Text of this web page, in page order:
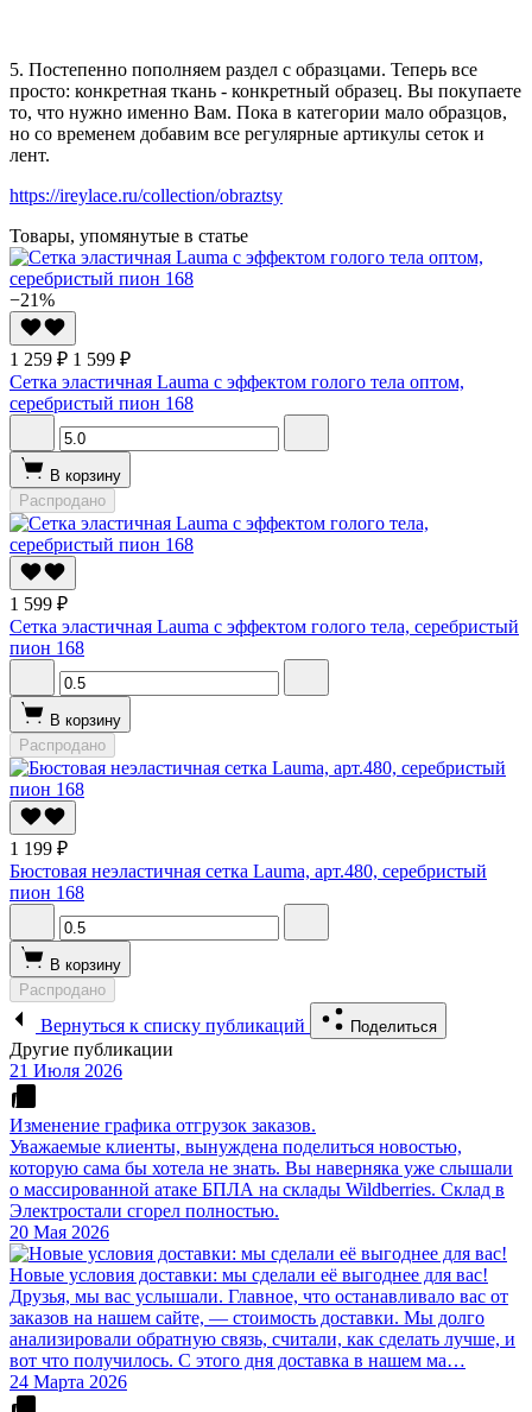
5. Постепенно пополняем раздел с образцами. Теперь все
просто: конкретная ткань - конкретный образец. Вы покупаете
то, что нужно именно Вам. Пока в категории мало образцов,
но со временем добавим все регулярные артикулы сеток и
лент.
https://ireylace.ru/collection/obraztsy
Товары, упомянутые в статье
−21%
1 259 ₽ 1 599 ₽
Сетка эластичная Lauma с эффектом голого тела оптом,
серебристый пион 168
В корзину
Распродано
1 599 ₽
Сетка эластичная Lauma с эффектом голого тела, серебристый
пион 168
В корзину
Распродано
1 199 ₽
Бюстовая неэластичная сетка Lauma, арт.480, серебристый
пион 168
В корзину
Распродано
Вернуться к списку публикаций Поделиться
Другие публикации
21 Июля 2026
Изменение графика отгрузок заказов.
Уважаемые клиенты, вынуждена поделиться новостью,
которую сама бы хотела не знать. Вы наверняка уже слышали
о массированной атаке БПЛА на склады Wildberries. Склад в
Электростали сгорел полностью.
20 Мая 2026
Новые условия доставки: мы сделали её выгоднее для вас!
Друзья, мы вас услышали. Главное, что останавливало вас от
заказов на нашем сайте, — стоимость доставки. Мы долго
анализировали обратную связь, считали, как сделать лучше, и
вот что получилось. С этого дня доставка в нашем ма…
24 Марта 2026